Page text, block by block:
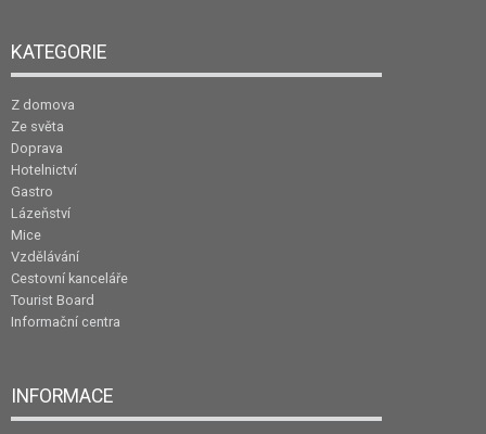
KATEGORIE
Z domova
Ze světa
Doprava
Hotelnictví
Gastro
Lázeňství
Mice
Vzdělávání
Cestovní kanceláře
Tourist Board
Informační centra
INFORMACE